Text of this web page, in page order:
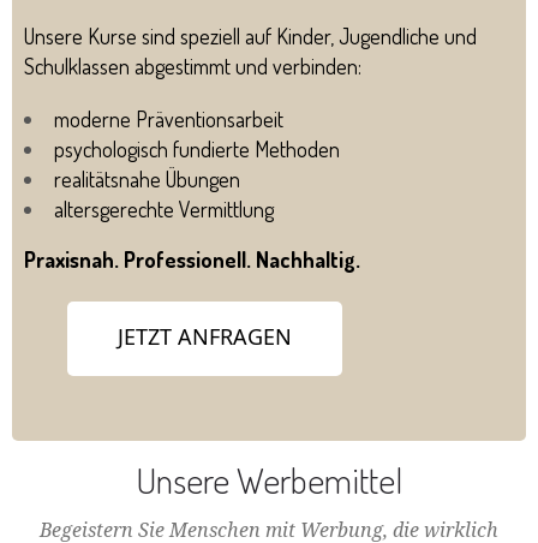
Unsere Kurse sind speziell auf Kinder, Jugendliche und
Schulklassen abgestimmt und verbinden:
moderne Präventionsarbeit
psychologisch fundierte Methoden
realitätsnahe Übungen
altersgerechte Vermittlung
Praxisnah. Professionell. Nachhaltig.
JETZT ANFRAGEN
Unsere Werbemittel
Begeistern Sie Menschen mit Werbung, die wirklich